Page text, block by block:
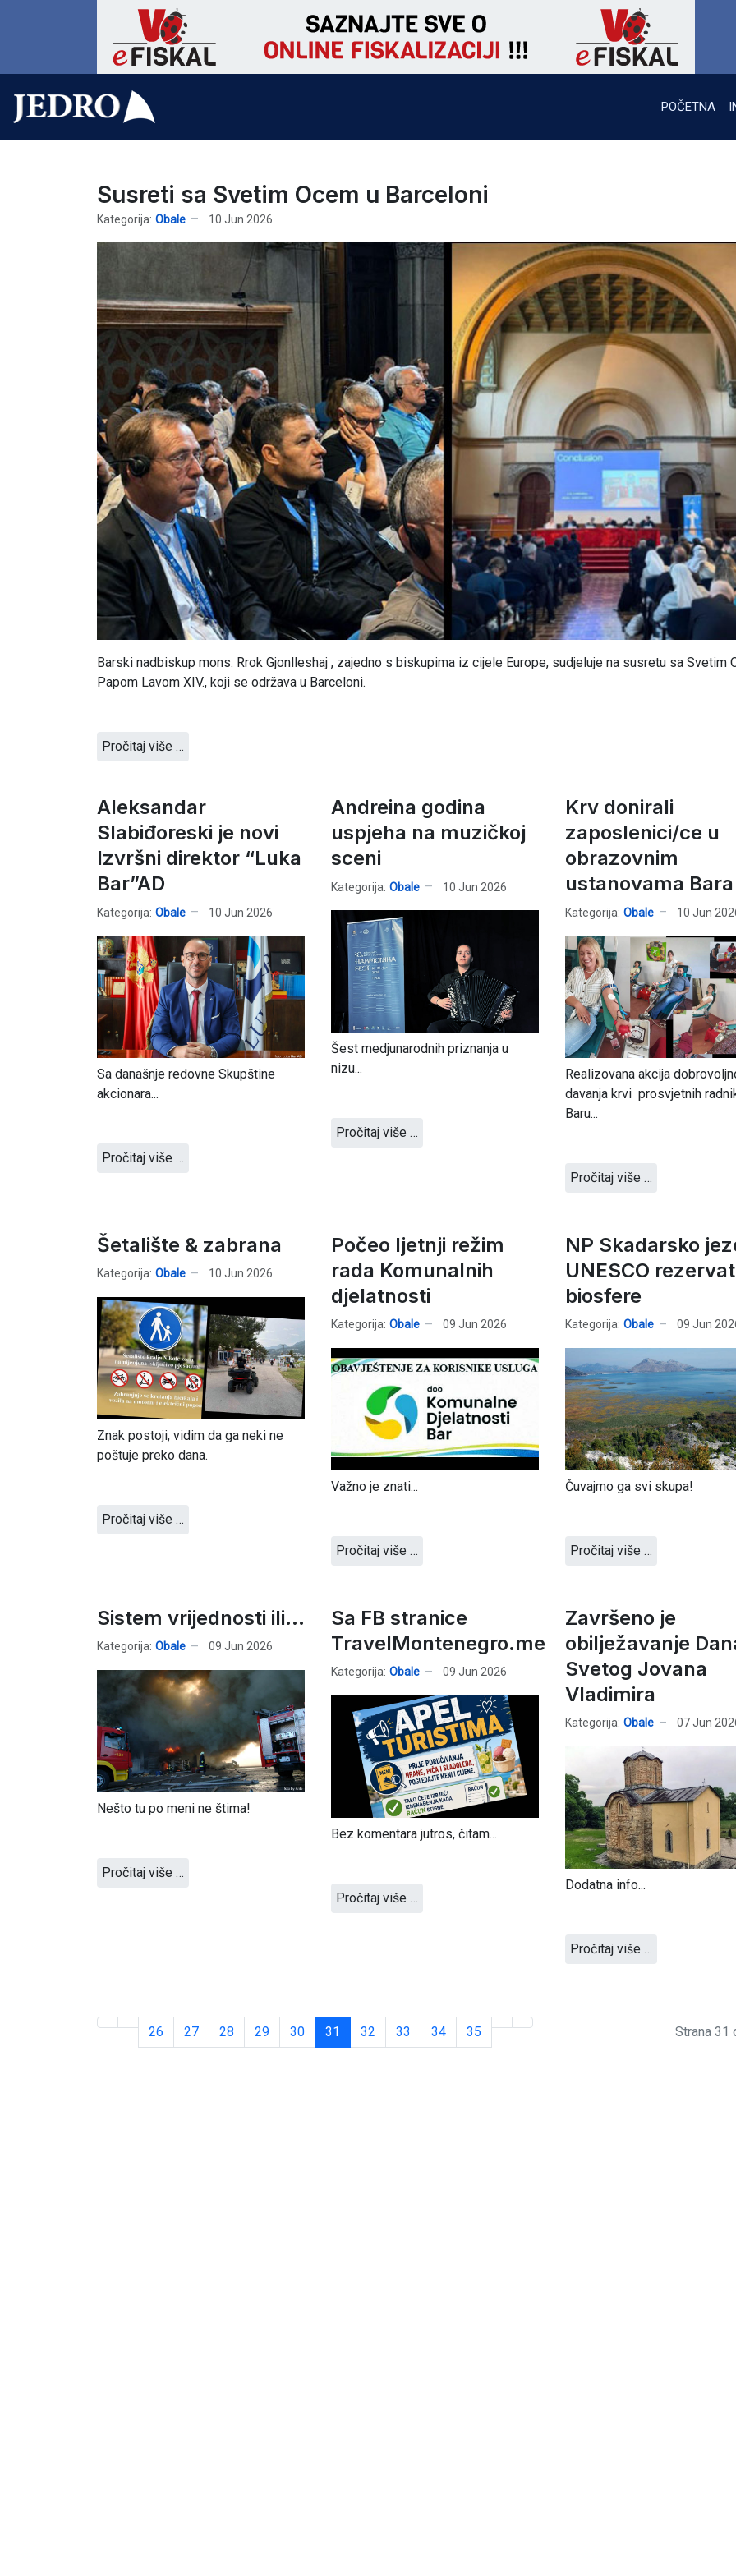
POČETNA
Susreti sa Svetim Ocem u Barceloni
Kategorija: Obale 10 Jun 2026
Barski nadbiskup mons. Rrok Gjonlleshaj , zajedno s biskupima iz cijele Europe, sudjeluje na susretu sa Svetim
Papom Lavom XIV., koji se održava u Barceloni.
Pročitaj više …
Aleksandar
Slabiđoreski je novi
Izvršni direktor “Luka
Bar”AD
Kategorija: Obale 10 Jun 2026
Sa današnje redovne Skupštine
akcionara...
Pročitaj više …
Andreina godina
uspjeha na muzičkoj
sceni
Kategorija: Obale 10 Jun 2026
Šest medjunarodnih priznanja u
nizu...
Pročitaj više …
Krv donirali
zaposlenici/ce u
obrazovnim
ustanovama Bara
Kategorija: Obale 10 Jun
Realizovana akcija
davanja krvi prosvjetnih
Baru...
Pročitaj više …
Šetalište & zabrana
Kategorija: Obale 10 Jun 2026
Znak postoji, vidim da ga neki ne
poštuje preko dana.
Pročitaj više …
Počeo ljetnji režim
rada Komunalnih
djelatnosti
Kategorija: Obale 09 Jun 2026
Važno je znati...
Pročitaj više …
NP Skadarsko
UNESCO rezervat
biosfere
Kategorija: Obale 09 Jun
Čuvajmo ga svi skupa!
Pročitaj više …
Sistem vrijednosti ili...
Kategorija: Obale 09 Jun 2026
Nešto tu po meni ne štima!
Pročitaj više …
Sa FB stranice
TravelMontenegro.me
Kategorija: Obale 09 Jun 2026
Bez komentara jutros, čitam...
Pročitaj više …
Završeno je
obilježavanje
Svetog Jovana
Vladimira
Kategorija: Obale 07 Jun
Dodatna info...
Pročitaj više …
26 27 28 29 30 31 32 33 34 35 Strana 31